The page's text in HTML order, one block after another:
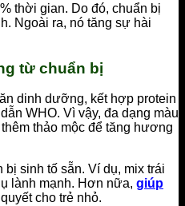
thời gian. Do đó, chuẩn bị
Ngoài ra, nó tăng sự hài
từ chuẩn bị
dinh dưỡng, kết hợp protein
WHO. Vì vậy, đa dạng màu
thảo mộc để tăng hương
sinh tố sẵn. Ví dụ, mix trái
lành mạnh. Hơn nữa, giúp
cho trẻ nhỏ.